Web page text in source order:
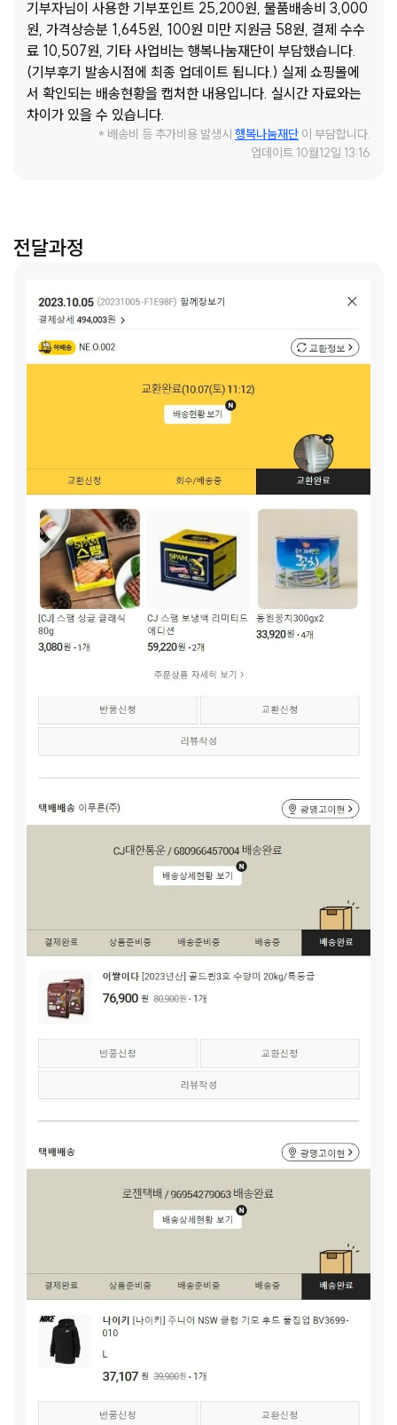
란 쉽지 않은 상황입니다. 이에 광명종합사회복지관에서는 곧
장기부와 함께 조손가정에 맞춤형 물품을 제공함으로써 아동의
건강한 성장과 발달을 도모해나가고자 합니다. 아동·청소년이
가정·학교·사회에서 건강한 사회의 일원으로 성장해 나갈 수
있도록 조력자로서의 역할 또한 함께 수행하고자 합니다. 광명
종합사회복지관 says: 이현(가명)이는 엄마, 아빠가 청소년이
던 시절 태어났습니다. 2살이 되던 해, 외갓집에서는 ‘이현(가
던 할머니는, 생계활동을 이어가며 이현(가명)이를 홀로 건강
하게 양육할 수 없겠다는 판단으로 이현(가명)이가 5살이 되던
아이의 양육과 생계를 책임지며, 평일부터 주말, 아침부터 늦은
저녁까지 구로동의 병원에서 근무하고 있어 아이가 홀로 집에
방치되는 경우가 많았고 엄마를 그리워하며 말보다는 행동이
앞서 친구 관계에 어려움을 겪기도 했습니다. 이현(가명) 할머
니 says: 저는 토요일에도 출근을 해야 합니다. 토요일에는 손
자가 집에 혼자 있어요. 밥을 스스로 챙겨 먹지도 못하는데 어
린아이 혼자 집에 두고 출근해야 하는 상황이 걱정입니다. 얼마
전, 육상부에 들어간 이현(가명)이는 누가 옆에서 독려하지 않
아도 운동에 스스로 집중하며 내가 좋아하는 일을 찾기 시작했
를 구입하고, 이현(가명)이가 가장 좋아하는 반찬을 해주며 할
머니는 이현(가명)이가 찾은 꿈을 응원해주고 싶습니다. 이현
(가명)이가 앞으로는 할머니와 함께 행복한 일상을 그려나갈
수 있도록 후원자님들의 많은 응원을 기다립니다.
기부자님이 사용한 기부포인트 25,200원, 물품배송비 3,000
원, 가격상승분 1,645원, 100원 미만 지원금 58원, 결제 수수
료 10,507원, 기타 사업비는 행복나눔재단이 부담했습니다.
(기부후기 발송시점에 최종 업데이트 됩니다.) 실제 쇼핑몰에
서 확인되는 배송현황을 캡처한 내용입니다. 실시간 자료와는
차이가 있을 수 있습니다.
* 배송비 등 추가비용 발생시 행복나눔재단 이 부담합니다.
업데이트 10월12일 13:16
전달과정